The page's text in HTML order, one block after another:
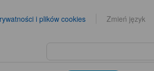
i plików cookies Zmień język